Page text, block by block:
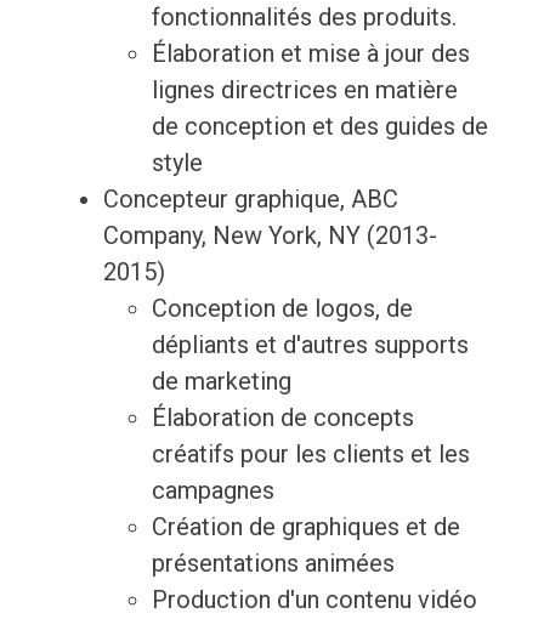
fonctionnalités des produits.
Élaboration et mise à jour des
lignes directrices en matière
de conception et des guides de
style
Concepteur graphique, ABC
Company, New York, NY (2013-
2015)
Conception de logos, de
dépliants et d'autres supports
de marketing
Élaboration de concepts
créatifs pour les clients et les
campagnes
Création de graphiques et de
présentations animées
Production d'un contenu vidéo